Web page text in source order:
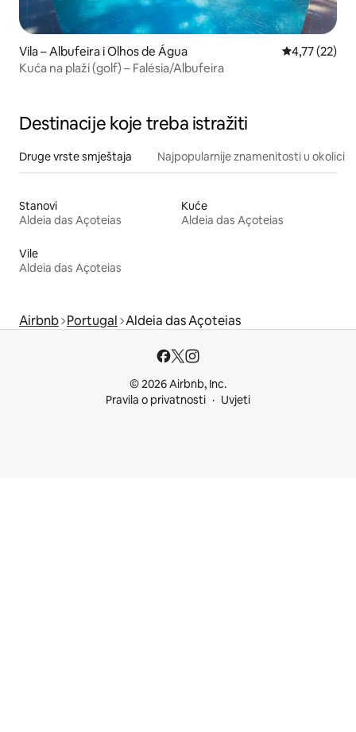
Vila – Albufeira i Olhos de Água Prosječna
4,77 (22)
Kuća na plaži (golf) – Falésia/Albufeira
Destinacije koje treba istražiti
Druge vrste smještaja Najpopularnije znamenitosti u okolici
Stanovi
Aldeia das Açoteias
Kuće
Aldeia das Açoteias
Vile
Aldeia das Açoteias
Airbnb Portugal Aldeia das Açoteias
© 2026 Airbnb, Inc.
Pravila o privatnosti
Uvjeti